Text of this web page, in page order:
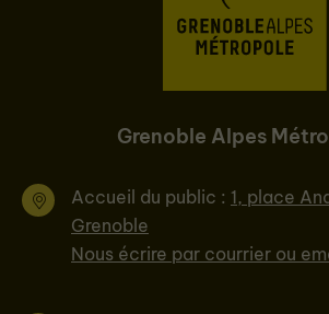
Grenoble Alpes
Accueil du public : 1, place
Grenoble
Nous écrire par courrier ou